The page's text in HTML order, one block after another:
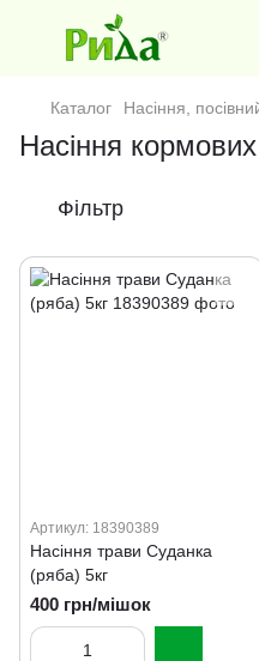
Каталог Насіння,
Насіння
Фільтр
Артикул: 18390389
Насіння трави Суданка
(ряба) 5кг
400 грн/мішок